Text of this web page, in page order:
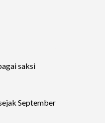
saksi
September